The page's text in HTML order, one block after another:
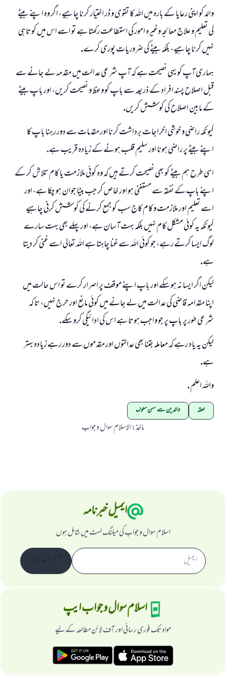
والد كو اپنى رعايا كے بارہ ميں اللہ كا تقوى و ڈر اختيار كرنا چاہيے، اگر وہ اپنے بيٹے
كى تعليم و علاج معالجہ وغيرہ امور كى استطاعت ركھتا ہے تو اسے اس ميں كوتاہى
نہيں كرنا چاہيے، بلكہ بيٹے كى ضروريات پورى كرے.
ہمارى آپ كو يہى نصيحت ہے كہ آپ شرعى عدالت ميں مقدمہ لے جانے سے
قبل اصلاح پسند افراد كے ذريعہ سے باپ كو وعظ و نصيحت كريں، اور باپ بيٹے
كے مابين اصلاح كى كوشش كريں.
كيونكہ راضى و خوشى اخراجات برداشت كرنا اور مقدمات سے دور رہنا باپ كا
اپنے بيٹے پر راضى ہونا اور سليم قلب ہونے كے زيادہ قريب ہے.
اسى طرح ہم بيٹے كو بھى نصيحت كرتے ہيں كہ وہ كوئى ملازمت يا كام تلاش كر كے
اپنے باپ كے نفقہ سے مستغنى ہو اور خاص كر جب بيٹا جوان ہو چكا ہے، اور
اسے تعليم اور ملازمت و كام كاج سب كو جمع كرنے كى كوشش كرنى چاہيے
كيونكہ يہ كوئى مشكل كام نہيں بلكہ بہت آسان ہے، اور پہلے بھى بہت سارے
لوگ ايسا كرتے رہے، جو كوئى اللہ سے غنا چاہتا ہے اللہ تعالى اسے غنى كر ديتا
ہے.
ليكن اگر ايسا نہ ہو سكے اور باپ اپنے موقف پر اصرار كرے تو اس حالت ميں
اپنا مقدامہ قاضى كى عدالت ميں لے جانے ميں كوئى مانع اور حرج نہيں، تا كہ
شرعى طور پر باپ پر جو واجب ہوتا ہے اس كى ادائيگى كرو سكے.
ليكن يہ ياد رہے كہ معاملہ جتنا بھى عدالتوں اور مقدموں سے دور رہے زيادہ بہتر
ہے.
واللہ اعلم .
نفقہ والدین سے حسن سلوک
ماخذ:الاسلام سوال و جواب
ایمیل خبرنامہ
اسلام سوال و جواب کی میلنگ لسٹ میں شامل ہوں
اسلام سوال و جواب ایپ
مواد تک فوری رسائی اور آف لائن مطالعہ کے لیے